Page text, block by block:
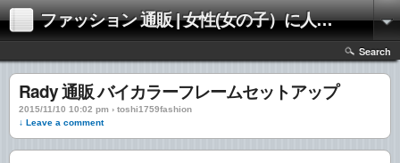
ファッション 通販 | 女性(女の子）に人気のファッションの通販 | 情報
Search
Rady 通販 バイカラーフレームセットアップ
2015/11/10 10:02 pm › toshi1759fashion
↓ Leave a comment